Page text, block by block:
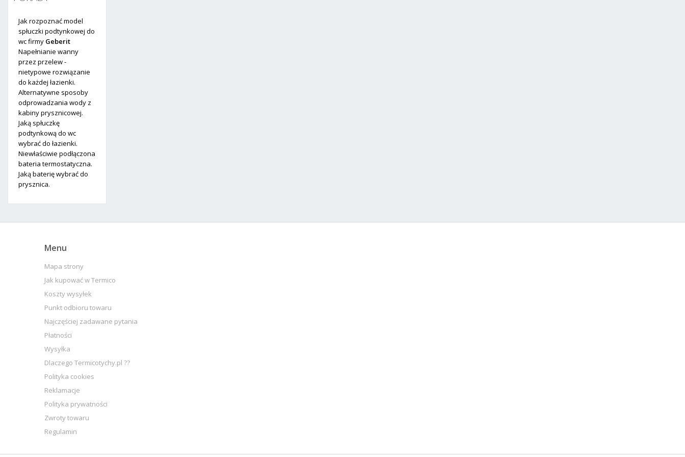
Jak rozpoznać model
spłuczki podtynkowej do
wc firmy Geberit
Napełnianie wanny
przez przelew -
nietypowe rozwiązanie
do każdej łazienki.
Alternatywne sposoby
odprowadzania wody z
kabiny prysznicowej.
Jaką spłuczkę
podtynkową do wc
wybrać do łazienki.
Niewłaściwie podłączona
bateria termostatyczna.
Jaką baterię wybrać do
prysznica.
Menu
Mapa strony
Jak kupować w Termico
Koszty wysyłek
Punkt odbioru towaru
Najczęściej zadawane pytania
Płatności
Wysyłka
Dlaczego Termicotychy.pl ??
Polityka cookies
Reklamacje
Polityka prywatności
Zwroty towaru
Regulamin